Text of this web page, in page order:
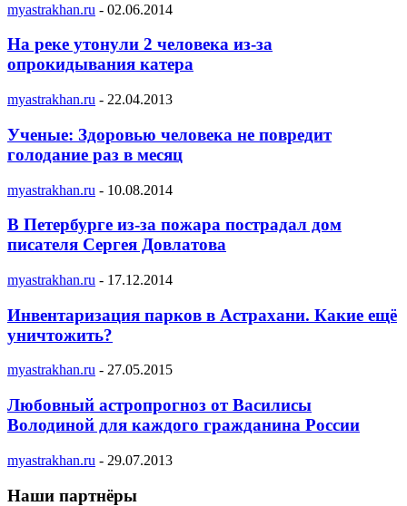
myastrakhan.ru - 02.06.2014
На реке утонули 2 человека из-за
опрокидывания катера
myastrakhan.ru - 22.04.2013
Ученые: Здоровью человека не повредит
голодание раз в месяц
myastrakhan.ru - 10.08.2014
В Петербурге из-за пожара пострадал дом
писателя Сергея Довлатова
myastrakhan.ru - 17.12.2014
Инвентаризация парков в Астрахани. Какие ещё
уничтожить?
myastrakhan.ru - 27.05.2015
Любовный астропрогноз от Василисы
Володиной для каждого гражданина России
myastrakhan.ru - 29.07.2013
Наши партнёры